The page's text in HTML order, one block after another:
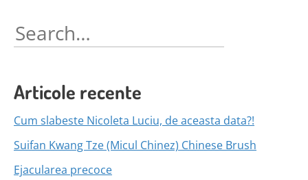
Search
for:
Articole recente
Cum slabeste Nicoleta Luciu, de aceasta data?!
Suifan Kwang Tze (Micul Chinez) Chinese Brush
Ejacularea precoce